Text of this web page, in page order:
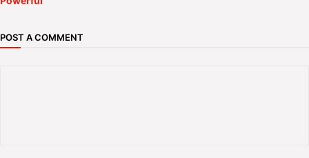
POST A COMMENT